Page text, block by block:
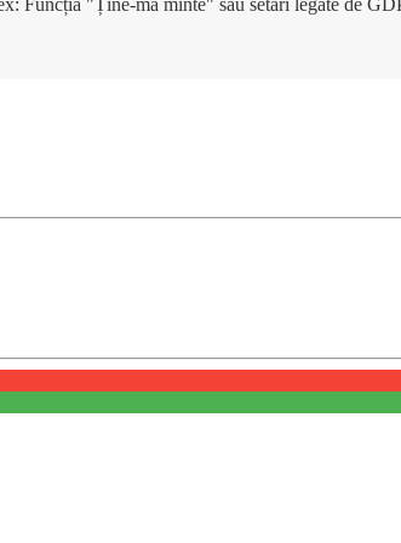
Funcția "Ține-mă minte" sau setări legate de